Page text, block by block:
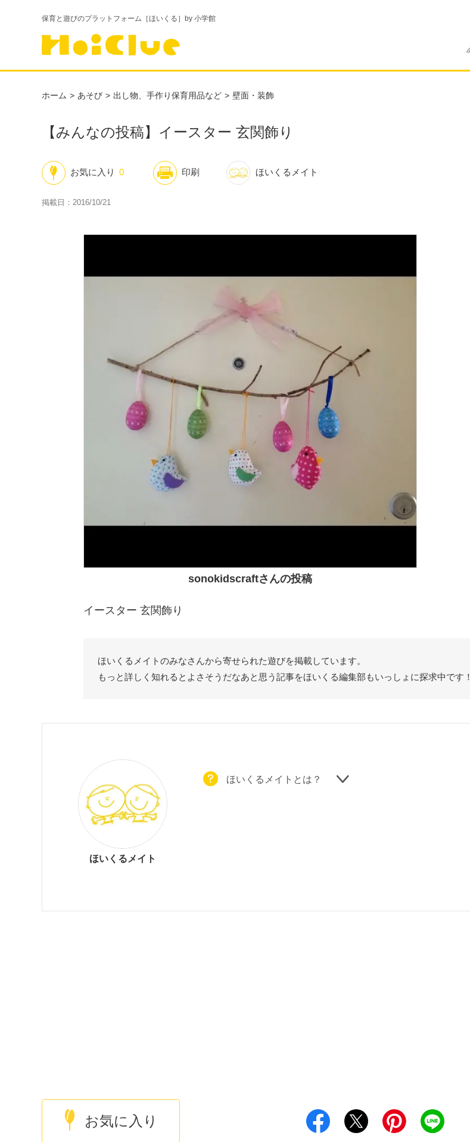
保育と遊びのプラットフォーム［ほいくる］by 小学館
ホーム あそび 出し物、手作り保育用品など 壁面・装飾
【みんなの投稿】イースター 玄関飾り
ほいくるメイト
お気に入り 0 印刷
掲載日：2016/10/21
sonokidscraftさんの投稿
イースター 玄関飾り
ほいくるメイトのみなさんから寄せられた遊びを掲載しています。
もっと詳しく知れるとよさそうだなあと思う記事をほいくる編集部もいっしょに探求中です！
ほいくるメイト
ほいくるメイトとは？
お気に入り